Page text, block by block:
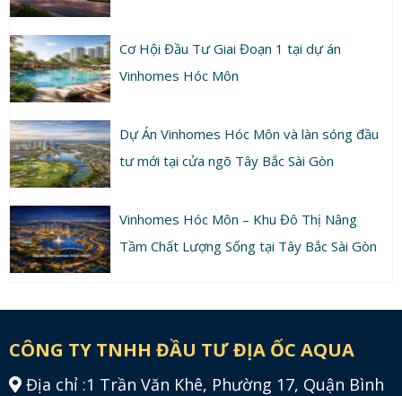
Cơ Hội Đầu Tư Giai Đoạn 1 tại dự án
Vinhomes Hóc Môn
Dự Án Vinhomes Hóc Môn và làn sóng đầu
tư mới tại cửa ngõ Tây Bắc Sài Gòn
Vinhomes Hóc Môn – Khu Đô Thị Nâng
Tầm Chất Lượng Sống tại Tây Bắc Sài Gòn
CÔNG TY TNHH ĐẦU TƯ ĐỊA ỐC AQUA
Địa chỉ :1 Trần Văn Khê, Phường 17, Quận Bình